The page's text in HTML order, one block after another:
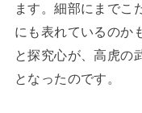
ます。細部にまでこ
にも表れているのか
と探究心が、高虎の
となったのです。